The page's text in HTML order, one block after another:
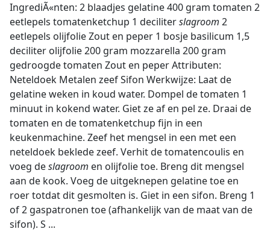
IngrediÃ«nten: 2 blaadjes gelatine 400 gram tomaten 2
eetlepels tomatenketchup 1 deciliterslagroom 2
eetlepels olijfolie Zout en peper 1 bosje basilicum 1,5
deciliter olijfolie 200 gram mozzarella 200 gram
gedroogde tomaten Zout en peper Attributen:
Neteldoek Metalen zeef Sifon Werkwijze: Laat de
gelatine weken in koud water. Dompel de tomaten 1
minuut in kokend water. Giet ze af en pel ze. Draai de
tomaten en de tomatenketchup fijn in een
keukenmachine. Zeef het mengsel in een met een
neteldoek beklede zeef. Verhit de tomatencoulis en
voeg deslagroom en olijfolie toe. Breng dit mengsel
aan de kook. Voeg de uitgeknepen gelatine toe en
roer totdat dit gesmolten is. Giet in een sifon. Breng 1
of 2 gaspatronen toe (afhankelijk van de maat van de
sifon). S ...